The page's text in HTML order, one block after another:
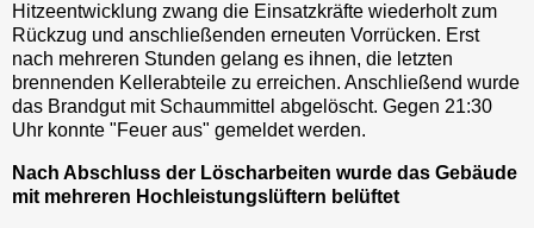
Hitzeentwicklung zwang die Einsatzkräfte wiederholt zum
Rückzug und anschließenden erneuten Vorrücken. Erst
nach mehreren Stunden gelang es ihnen, die letzten
brennenden Kellerabteile zu erreichen. Anschließend wurde
das Brandgut mit Schaummittel abgelöscht. Gegen 21:30
Uhr konnte "Feuer aus" gemeldet werden.
Nach Abschluss der Löscharbeiten wurde das Gebäude
mit mehreren Hochleistungslüftern belüftet